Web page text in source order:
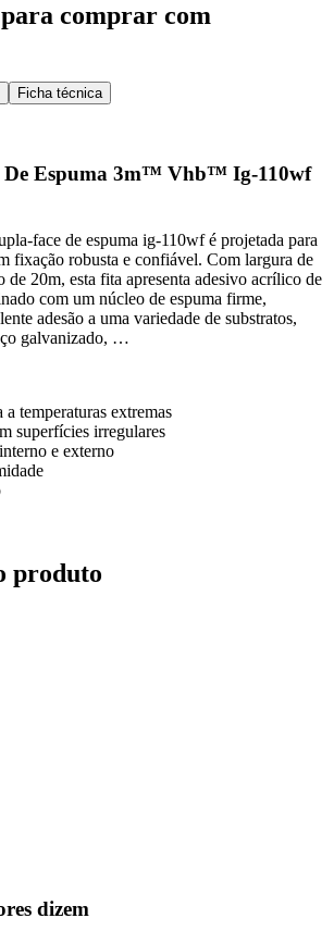
comprar com
Ficha técnica
De Espuma 3m™ Vhb™ Ig-110wf
face de espuma ig-110wf é projetada para
fixação robusta e confiável. Com largura de
de 20m, esta fita apresenta adesivo acrílico de
com um núcleo de espuma firme,
adesão a uma variedade de substratos,
galvanizado, …
a temperaturas extremas
superfícies irregulares
e externo
produto
dizem